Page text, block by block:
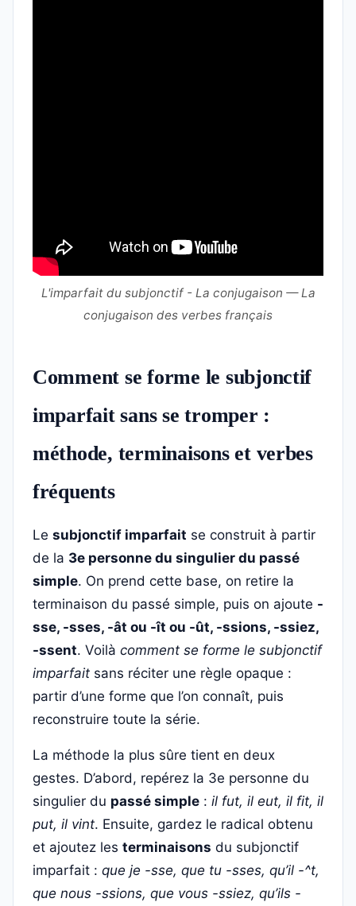
L'imparfait du subjonctif - La conjugaison — La
conjugaison des verbes français
Comment se forme le subjonctif
imparfait sans se tromper :
méthode, terminaisons et verbes
fréquents
Le subjonctif imparfait se construit à partir
de la 3e personne du singulier du passé
simple. On prend cette base, on retire la
terminaison du passé simple, puis on ajoute -
sse, -sses, -ât ou -ît ou -ût, -ssions, -ssiez,
-ssent. Voilà comment se forme le subjonctif
imparfait sans réciter une règle opaque :
partir d’une forme que l’on connaît, puis
reconstruire toute la série.
La méthode la plus sûre tient en deux
gestes. D’abord, repérez la 3e personne du
singulier du passé simple : il fut, il eut, il fit, il
put, il vint. Ensuite, gardez le radical obtenu
et ajoutez les terminaisons du subjonctif
imparfait : que je -sse, que tu -sses, qu’il -^t,
que nous -ssions, que vous -ssiez, qu’ils -